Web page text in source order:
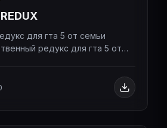
для гта 5 от семьи
редукс для гта 5 от